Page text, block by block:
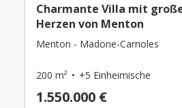
Charmante Villa mit
Herzen von Menton
Menton - Madone-Carnoles
200 m² +5 Einheimische
1.550.000 €